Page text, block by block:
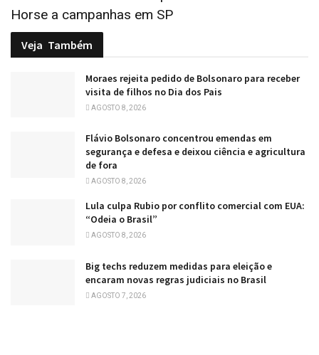
Horse a campanhas em SP
Veja Também
Moraes rejeita pedido de Bolsonaro para receber
visita de filhos no Dia dos Pais
AGOSTO 8, 2026
Flávio Bolsonaro concentrou emendas em
segurança e defesa e deixou ciência e agricultura
de fora
AGOSTO 8, 2026
Lula culpa Rubio por conflito comercial com EUA:
“Odeia o Brasil”
AGOSTO 8, 2026
Big techs reduzem medidas para eleição e
encaram novas regras judiciais no Brasil
AGOSTO 7, 2026